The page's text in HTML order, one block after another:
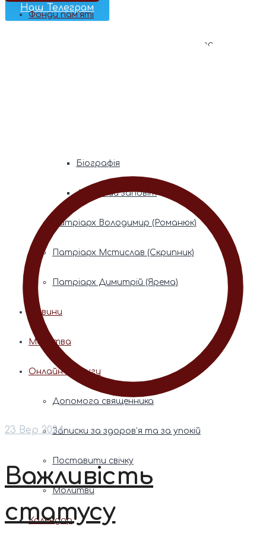
Наш Телеграм
Фонди пам’яті
Митрополита Володимира (Сабодана)
Біографія
Духовний заповіт
Патріарх Володимир (Романюк)
Патріарх Мстислав (Скрипник)
Патріарх Димитрій (Ярема)
Новини
Молитва
Онлайн послуги
Допомога священника
Записки за здоров’я та за упокій
Поставити свічку
Молитви
Календар
23 Вер 2024
Важливість
статусу